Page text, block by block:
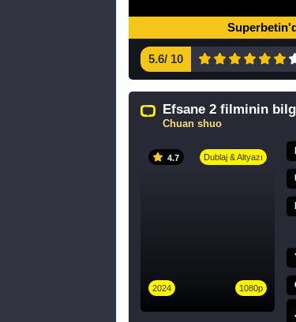
5.6/ 10
Efsane 2 filminin
Chuan shuo
4.7 Dublaj & Altyazı
2024 1080p